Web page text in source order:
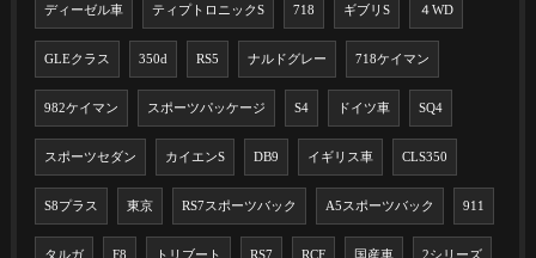
ディーゼル車 ティプトロニックS 718 ギブリS ４WD
GLEクラス 350d RS5 ナルドグレー 718ケイマン
982ケイマン スポーツパッケージ S4 ドイツ車 SQ4
スポーツセダン カイエンS DB9 イギリス車 CLS350
S8プラス 東京 RS7スポーツバック A5スポーツバック 911
タルガ F8 トリブート RS7 RCF 国産車 2シリーズ